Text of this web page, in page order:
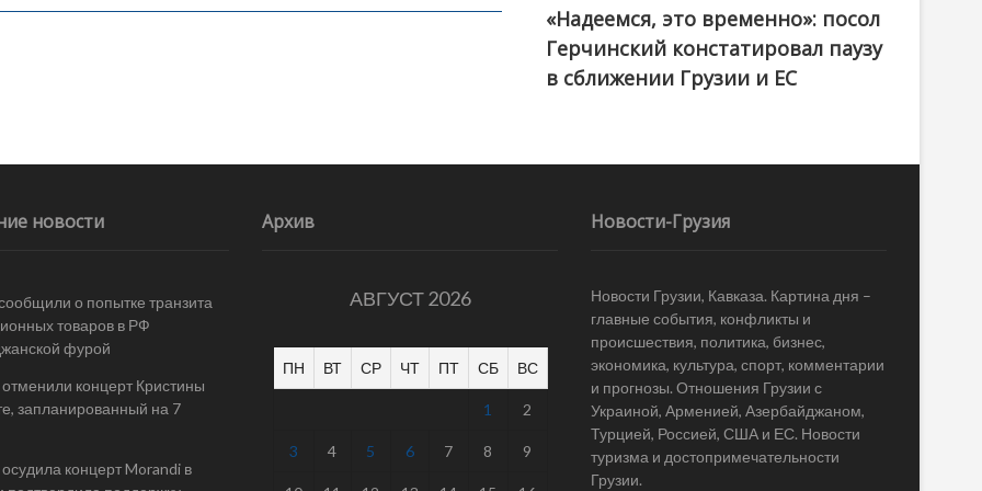
«Надеемся, это временно»: посол
Герчинский констатировал паузу
в сближении Грузии и ЕС
новости
о попытке транзита
товаров в РФ
фурой
концерт Кристины
запланированный на 7
концерт Morandi в
Архив
АВГУСТ 2026
ПН ВТ СР ЧТ ПТ СБ ВС
1 2
3 4 5 6 7 8 9
Новости-Грузия
Новости Грузии, Кавказа. Картина дня –
главные события, конфликты и
происшествия, политика, бизнес,
экономика, культура, спорт, комментарии
и прогнозы. Отношения Грузии с
Украиной, Арменией, Азербайджаном,
Турцией, Россией, США и ЕС. Новости
туризма и достопримечательности
Грузии.